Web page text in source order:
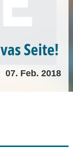
Seite!
07. Feb. 2018